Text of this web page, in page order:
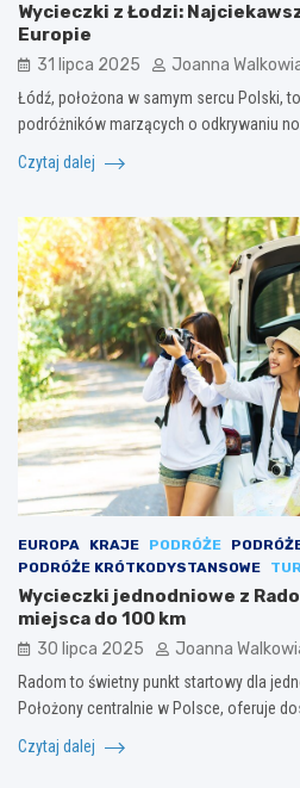
Wycieczki z Łodzi:
Europie
31 lipca 2025 Joanna
Łódź, położona w samym sercu Polski,
podróżników marzących o odkrywaniu
Czytaj dalej
EUROPA KRAJE PODRÓŻE
PODRÓŻE KRÓTKODYSTANSOWE
Wycieczki jednodniowe z
miejsca do 100 km
30 lipca 2025 Joanna
Radom to świetny punkt startowy dla
Położony centralnie w Polsce, oferuje
Czytaj dalej